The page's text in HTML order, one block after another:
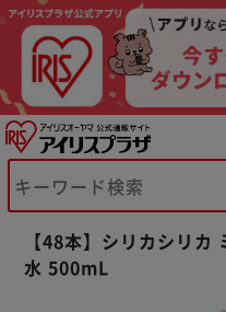
【48本】シリカシリ
水 500mL
※ご確認ください
カートに入れる